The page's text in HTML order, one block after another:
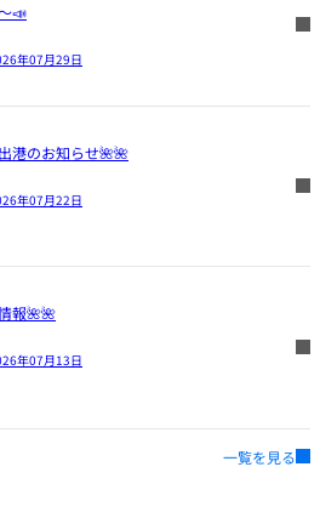
📣
年07月29日
港のお知らせ🌺🌺
年07月22日
報🌺🌺
年07月13日
一覧を見る